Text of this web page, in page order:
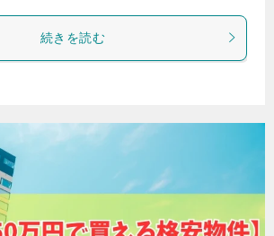
続きを読む